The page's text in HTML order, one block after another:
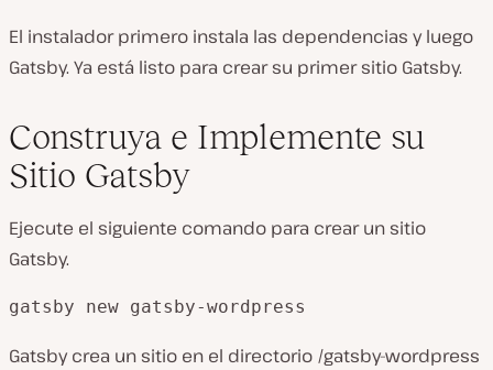
El instalador primero instala las dependencias y luego
Gatsby. Ya está listo para crear su primer sitio Gatsby.
Construya e Implemente su
Sitio Gatsby
Ejecute el siguiente comando para crear un sitio
Gatsby.
gatsby new gatsby-wordpress
Gatsby crea un sitio en el directorio /gatsby-wordpress